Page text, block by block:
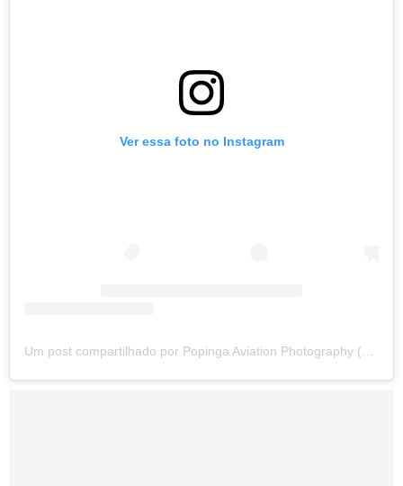
Ver essa foto no Instagram